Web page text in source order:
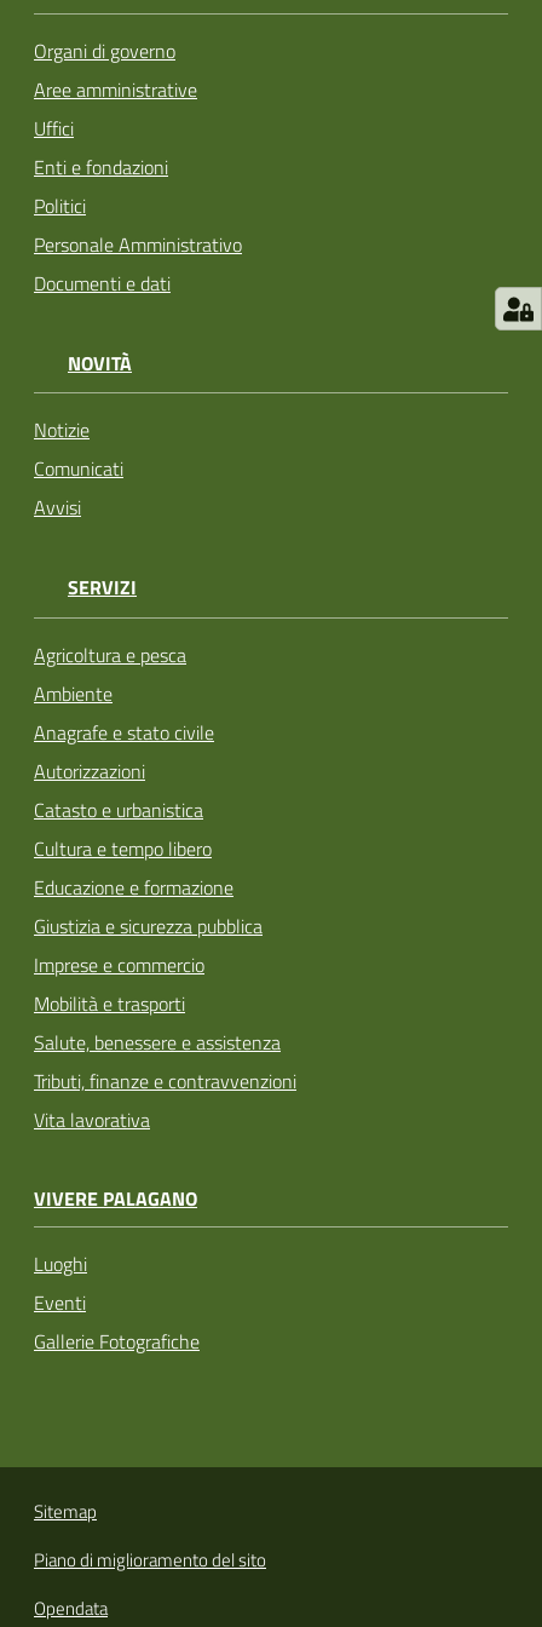
Organi di governo
Aree amministrative
Uffici
Enti e fondazioni
Politici
Personale Amministrativo
Documenti e dati
NOVITÀ
Notizie
Comunicati
Avvisi
SERVIZI
Agricoltura e pesca
Ambiente
Anagrafe e stato civile
Autorizzazioni
Catasto e urbanistica
Cultura e tempo libero
Educazione e formazione
Giustizia e sicurezza pubblica
Imprese e commercio
Mobilità e trasporti
Salute, benessere e assistenza
Tributi, finanze e contravvenzioni
Vita lavorativa
VIVERE PALAGANO
Luoghi
Eventi
Gallerie Fotografiche
Sitemap
Piano di miglioramento del sito
Opendata